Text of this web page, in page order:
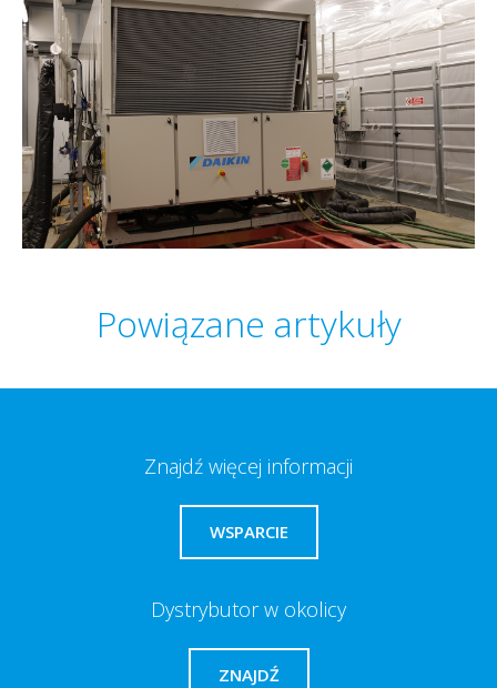
Powiązane artykuły
Znajdź więcej informacji
WSPARCIE
Dystrybutor w okolicy
ZNAJDŹ